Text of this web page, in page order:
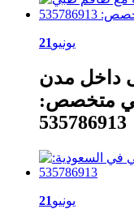
21يونيو
داخل مدن
متخصص:
535786913
21يونيو